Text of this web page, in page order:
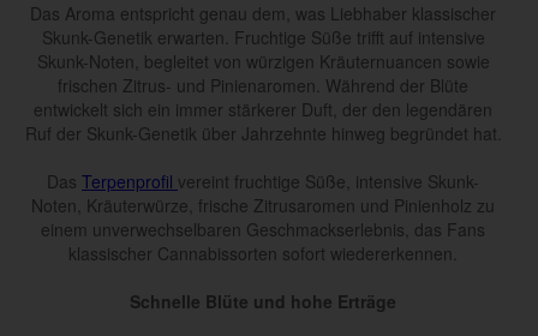
Das Aroma entspricht genau dem, was Liebhaber klassischer
Skunk-Genetik erwarten. Fruchtige Süße trifft auf intensive
Skunk-Noten, begleitet von würzigen Kräuternuancen sowie
frischen Zitrus- und Pinienaromen. Während der Blüte
entwickelt sich ein immer stärkerer Duft, der den legendären
Ruf der Skunk-Genetik über Jahrzehnte hinweg begründet hat.
Das Terpenprofil vereint fruchtige Süße, intensive Skunk-
Noten, Kräuterwürze, frische Zitrusaromen und Pinienholz zu
einem unverwechselbaren Geschmackserlebnis, das Fans
klassischer Cannabissorten sofort wiedererkennen.
Schnelle Blüte und hohe Erträge